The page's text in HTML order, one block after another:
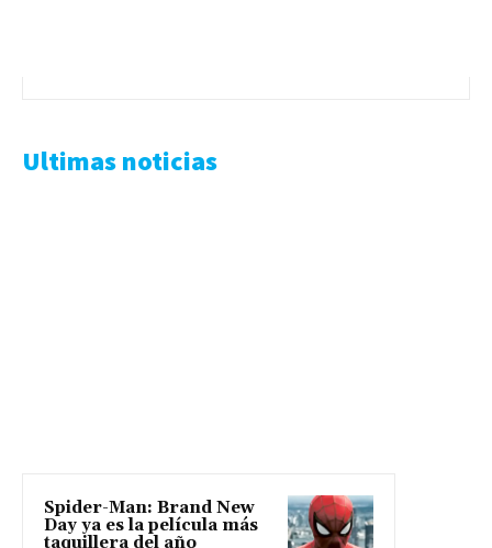
Ultimas noticias
Spider-Man: Brand New
Day ya es la película más
taquillera del año